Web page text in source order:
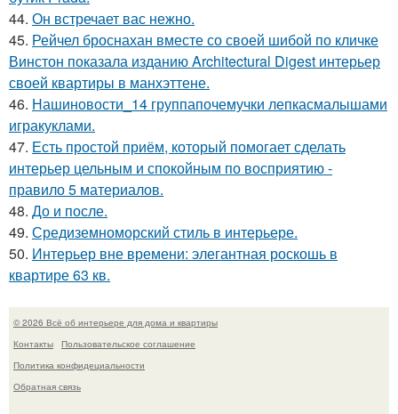
44. Он встречает вас нежно.
45. Рейчел броснахан вместе со своей шибой по кличке
Винстон показала изданию Architectural Digest интерьер
своей квартиры в манхэттене.
46. Нашиновости_14 группапочемучки лепкасмалышами
игракуклами.
47. Есть простой приём, который помогает сделать
интерьер цельным и спокойным по восприятию -
правило 5 материалов.
48. До и после.
49. Средиземноморский стиль в интерьере.
50. Интерьер вне времени: элегантная роскошь в
квартире 63 кв.
© 2026 Всё об интерьере для дома и квартиры
Контакты
Пользовательское соглашение
Политика конфидециальности
Обратная связь